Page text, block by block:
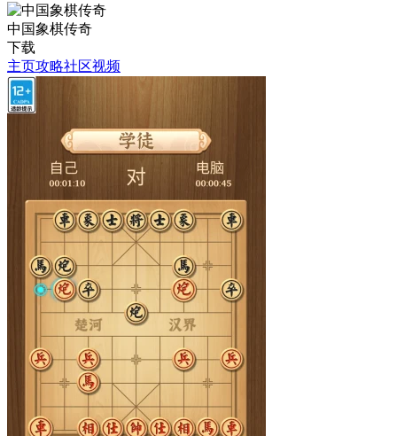
中国象棋传奇
下载
主页攻略社区视频